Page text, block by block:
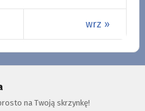
wrz »
na Twoją skrzynkę!